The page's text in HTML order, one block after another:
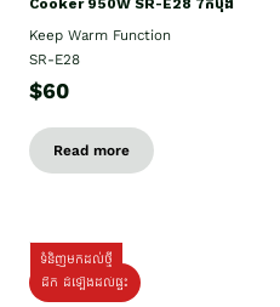
Cooker 950W SR-E28 7កំប៉ុង
Keep Warm Function
SR-E28
$60
Read more
ទំនិញមកដល់ថ្មី
ដឹក ដំឡើងដល់ផ្ទះ